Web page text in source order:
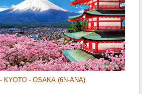
KYOTO - OSAKA (6N-ANA)